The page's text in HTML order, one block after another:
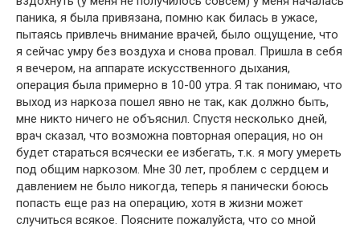
паника, я была привязана, помню как билась в ужасе,
пытаясь привлечь внимание врачей, было ощущение, что
я сейчас умру без воздуха и снова провал. Пришла в себя
я вечером, на аппарате искусственного дыхания,
операция была примерно в 10-00 утра. Я так понимаю, что
выход из наркоза пошел явно не так, как должно быть,
мне никто ничего не объяснил. Спустя несколько дней,
врач сказал, что возможна повторная операция, но он
будет стараться всячески ее избегать, т.к. я могу умереть
под общим наркозом. Мне 30 лет, проблем с сердцем и
давлением не было никогда, теперь я панически боюсь
попасть еще раз на операцию, хотя в жизни может
случиться всякое. Поясните пожалуйста, что со мной